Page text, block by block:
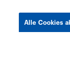
Alle Cookies